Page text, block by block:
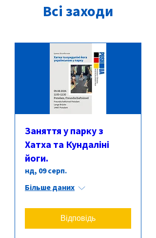
Всі заходи
Заняття у парку з
Хатха та Кундаліні
йоги.
нд, 09 серп.
Більше даних
Відповідь